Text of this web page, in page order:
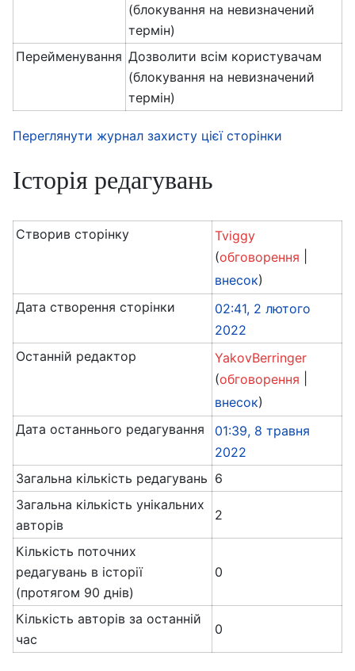
(блокування на невизначений
термін)
Перейменування Дозволити всім користувачам
(блокування на невизначений
термін)
Переглянути журнал захисту цієї сторінки
Історія редагувань
Створив сторінку
Tviggy
(обговорення
внесок)
Дата створення сторінки
02:41, 2 лютого
2022
Останній редактор
YakovBerringer
(обговорення
внесок)
Дата останнього редагування
01:39, 8 травня
2022
Загальна кількість редагувань 6
Загальна кількість унікальних
авторів
2
Кількість поточних
редагувань в історії
(протягом 90 днів)
0
Кількість авторів за останній
час
0